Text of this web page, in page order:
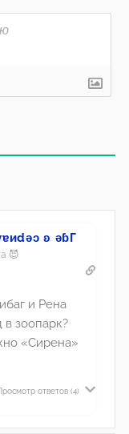
ʚ ǝɓГ
😈
и Рена
в зоопарк?
«Сирена»
ответов (4)